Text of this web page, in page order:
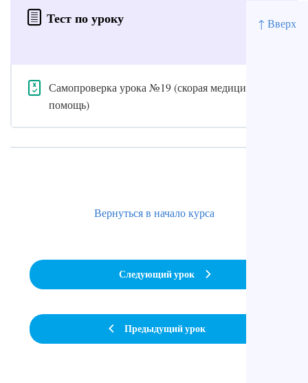
↑ Вверх
Тест по уроку
Самопроверка урока №19 (скорая медицинская
помощь)
Предыдущий урок
Вернуться в начало курса
Следующий урок